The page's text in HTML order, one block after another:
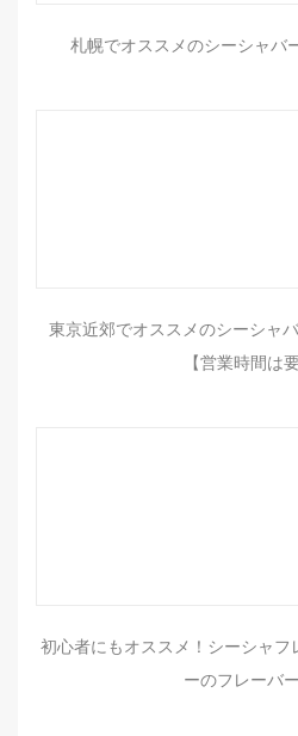
札幌でオススメのシーシャバ
東京近郊でオススメのシーシャ
【営業時間は
初心者にもオススメ！シーシャフ
ーのフレーバ